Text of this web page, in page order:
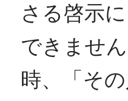
さる啓示
できませ
時、「そ